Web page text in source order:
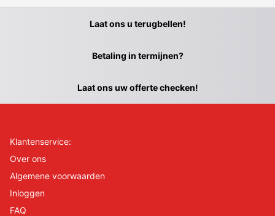
Laat ons u terugbellen!
Betaling in termijnen?
Laat ons uw offerte checken!
Klantenservice:
Over ons
Algemene voorwaarden
Inloggen
FAQ